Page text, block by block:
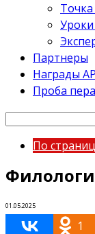
Партнеры
Награды
Проба пера
По
Филологи
01.05.2025
1